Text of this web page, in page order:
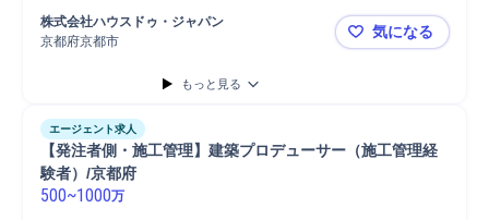
株式会社ハウスドゥ・ジャパン
京都府京都市
【発注者側
気になる
もっと見る
エージェント求人
【発注者側・施工管理】建築プロデューサー（施工管理経
験者）/京都府
500~1000万